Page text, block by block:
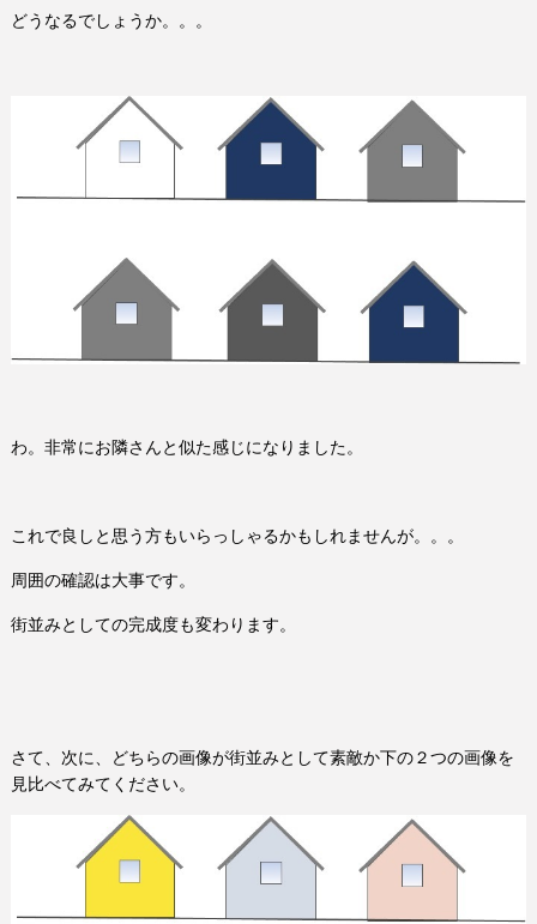
どうなるでしょうか。。。
わ。非常にお隣さんと似た感じになりました。
これで良しと思う方もいらっしゃるかもしれませんが。。。
周囲の確認は大事です。
街並みとしての完成度も変わります。
さて、次に、どちらの画像が街並みとして素敵か下の２つの画像を
見比べてみてください。